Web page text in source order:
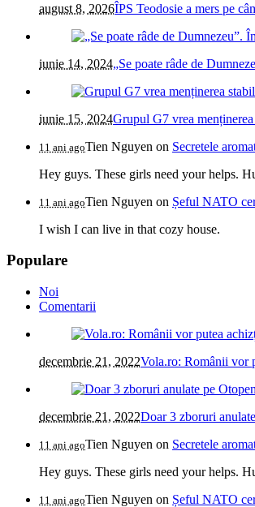
august 8, 2026ÎPS Teodosie a mers pe
iunie 14, 2024„Se poate râde de
iunie 15, 2024Grupul G7 vrea
11 ani agoTien Nguyen on Secretele
Hey guys. These girls need your helps.
11 ani agoTien Nguyen on Șeful NATO
I wish I can live in that cozy house.
Populare
Noi
Comentarii
decembrie 21, 2022Vola.ro: Românii vor
decembrie 21, 2022Doar 3 zboruri
11 ani agoTien Nguyen on Secretele
Hey guys. These girls need your helps.
11 ani agoTien Nguyen on Șeful NATO